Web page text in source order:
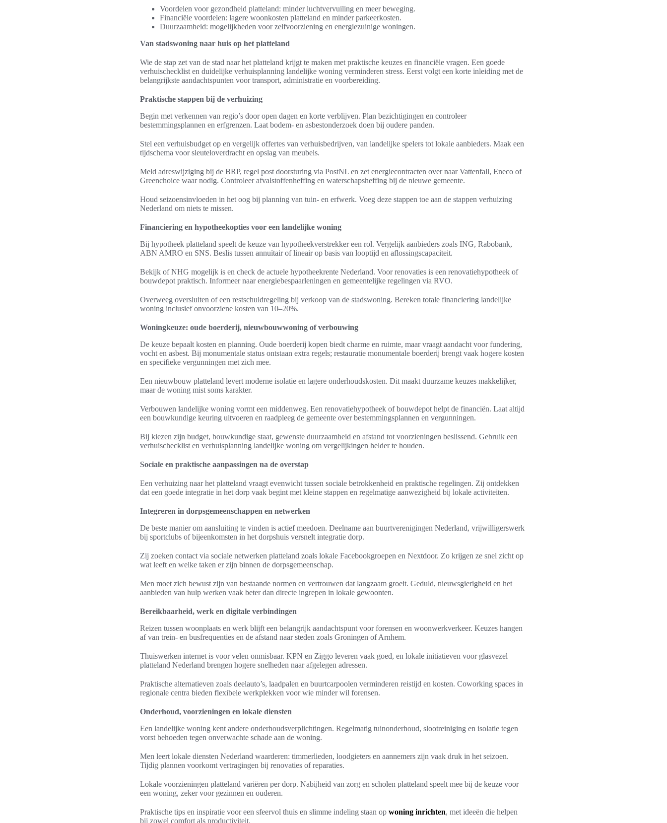
Voordelen voor gezondheid platteland: minder luchtvervuiling en meer beweging.
Financiële voordelen: lagere woonkosten platteland en minder parkeerkosten.
Duurzaamheid: mogelijkheden voor zelfvoorziening en energiezuinige woningen.
Van stadswoning naar huis op het platteland
Wie de stap zet van de stad naar het platteland krijgt te maken met praktische keuzes en financiële vragen. Een goede
verhuischecklist en duidelijke verhuisplanning landelijke woning verminderen stress. Eerst volgt een korte inleiding met de
belangrijkste aandachtspunten voor transport, administratie en voorbereiding.
Praktische stappen bij de verhuizing
Begin met verkennen van regio’s door open dagen en korte verblijven. Plan bezichtigingen en controleer
bestemmingsplannen en erfgrenzen. Laat bodem- en asbestonderzoek doen bij oudere panden.
Stel een verhuisbudget op en vergelijk offertes van verhuisbedrijven, van landelijke spelers tot lokale aanbieders. Maak een
tijdschema voor sleuteloverdracht en opslag van meubels.
Meld adreswijziging bij de BRP, regel post doorsturing via PostNL en zet energiecontracten over naar Vattenfall, Eneco of
Greenchoice waar nodig. Controleer afvalstoffenheffing en waterschapsheffing bij de nieuwe gemeente.
Houd seizoensinvloeden in het oog bij planning van tuin- en erfwerk. Voeg deze stappen toe aan de stappen verhuizing
Nederland om niets te missen.
Financiering en hypotheekopties voor een landelijke woning
Bij hypotheek platteland speelt de keuze van hypotheekverstrekker een rol. Vergelijk aanbieders zoals ING, Rabobank,
ABN AMRO en SNS. Beslis tussen annuïtair of lineair op basis van looptijd en aflossingscapaciteit.
Bekijk of NHG mogelijk is en check de actuele hypotheekrente Nederland. Voor renovaties is een renovatiehypotheek of
bouwdepot praktisch. Informeer naar energiebespaarleningen en gemeentelijke regelingen via RVO.
Overweeg oversluiten of een restschuldregeling bij verkoop van de stadswoning. Bereken totale financiering landelijke
woning inclusief onvoorziene kosten van 10–20%.
Woningkeuze: oude boerderij, nieuwbouwwoning of verbouwing
De keuze bepaalt kosten en planning. Oude boerderij kopen biedt charme en ruimte, maar vraagt aandacht voor fundering,
vocht en asbest. Bij monumentale status ontstaan extra regels; restauratie monumentale boerderij brengt vaak hogere kosten
en specifieke vergunningen met zich mee.
Een nieuwbouw platteland levert moderne isolatie en lagere onderhoudskosten. Dit maakt duurzame keuzes makkelijker,
maar de woning mist soms karakter.
Verbouwen landelijke woning vormt een middenweg. Een renovatiehypotheek of bouwdepot helpt de financiën. Laat altijd
een bouwkundige keuring uitvoeren en raadpleeg de gemeente over bestemmingsplannen en vergunningen.
Bij kiezen zijn budget, bouwkundige staat, gewenste duurzaamheid en afstand tot voorzieningen beslissend. Gebruik een
verhuischecklist en verhuisplanning landelijke woning om vergelijkingen helder te houden.
Sociale en praktische aanpassingen na de overstap
Een verhuizing naar het platteland vraagt evenwicht tussen sociale betrokkenheid en praktische regelingen. Zij ontdekken
dat een goede integratie in het dorp vaak begint met kleine stappen en regelmatige aanwezigheid bij lokale activiteiten.
Integreren in dorpsgemeenschappen en netwerken
De beste manier om aansluiting te vinden is actief meedoen. Deelname aan buurtverenigingen Nederland, vrijwilligerswerk
bij sportclubs of bijeenkomsten in het dorpshuis versnelt integratie dorp.
Zij zoeken contact via sociale netwerken platteland zoals lokale Facebookgroepen en Nextdoor. Zo krijgen ze snel zicht op
wat leeft en welke taken er zijn binnen de dorpsgemeenschap.
Men moet zich bewust zijn van bestaande normen en vertrouwen dat langzaam groeit. Geduld, nieuwsgierigheid en het
aanbieden van hulp werken vaak beter dan directe ingrepen in lokale gewoonten.
Bereikbaarheid, werk en digitale verbindingen
Reizen tussen woonplaats en werk blijft een belangrijk aandachtspunt voor forensen en woonwerkverkeer. Keuzes hangen
af van trein- en busfrequenties en de afstand naar steden zoals Groningen of Arnhem.
Thuiswerken internet is voor velen onmisbaar. KPN en Ziggo leveren vaak goed, en lokale initiatieven voor glasvezel
platteland Nederland brengen hogere snelheden naar afgelegen adressen.
Praktische alternatieven zoals deelauto’s, laadpalen en buurtcarpoolen verminderen reistijd en kosten. Coworking spaces in
regionale centra bieden flexibele werkplekken voor wie minder wil forensen.
Onderhoud, voorzieningen en lokale diensten
Een landelijke woning kent andere onderhoudsverplichtingen. Regelmatig tuinonderhoud, slootreiniging en isolatie tegen
vorst behoeden tegen onverwachte schade aan de woning.
Men leert lokale diensten Nederland waarderen: timmerlieden, loodgieters en aannemers zijn vaak druk in het seizoen.
Tijdig plannen voorkomt vertragingen bij renovaties of reparaties.
Lokale voorzieningen platteland variëren per dorp. Nabijheid van zorg en scholen platteland speelt mee bij de keuze voor
een woning, zeker voor gezinnen en ouderen.
Praktische tips en inspiratie voor een sfeervol thuis en slimme indeling staan op woning inrichten, met ideeën die helpen
bij zowel comfort als productiviteit.